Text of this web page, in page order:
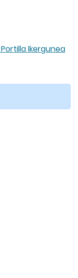
Ikergunea